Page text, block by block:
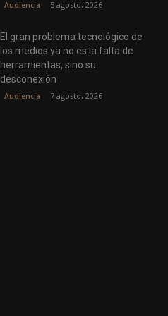
Audiencia 5 agosto, 2026
El gran problema tecnológico de
los medios ya no es la falta de
herramientas, sino su
desconexión
Audiencia 7 agosto, 2026